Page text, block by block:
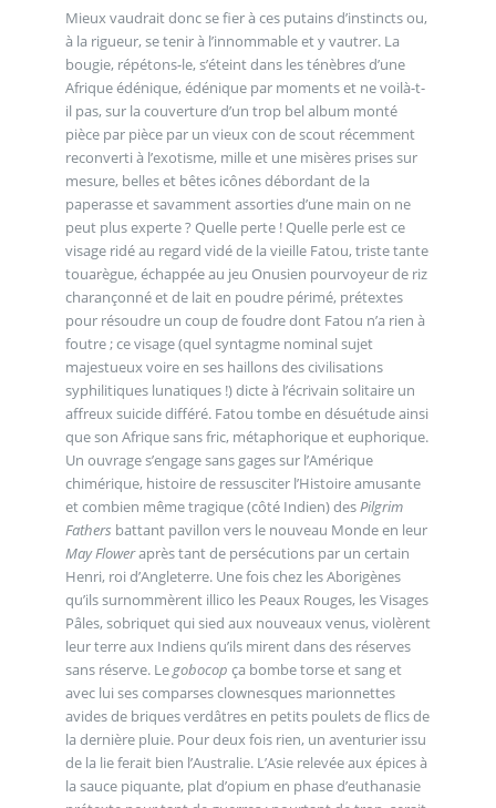
Mieux vaudrait donc se fier à ces putains d’instincts ou,
à la rigueur, se tenir à l’innommable et y vautrer. La
bougie, répétons-le, s’éteint dans les ténèbres d’une
Afrique édénique, édénique par moments et ne voilà-t-
il pas, sur la couverture d’un trop bel album monté
pièce par pièce par un vieux con de scout récemment
reconverti à l’exotisme, mille et une misères prises sur
mesure, belles et bêtes icônes débordant de la
paperasse et savamment assorties d’une main on ne
peut plus experte ? Quelle perte ! Quelle perle est ce
visage ridé au regard vidé de la vieille Fatou, triste tante
touarègue, échappée au jeu Onusien pourvoyeur de riz
charançonné et de lait en poudre périmé, prétextes
pour résoudre un coup de foudre dont Fatou n’a rien à
foutre ; ce visage (quel syntagme nominal sujet
majestueux voire en ses haillons des civilisations
syphilitiques lunatiques !) dicte à l’écrivain solitaire un
affreux suicide différé. Fatou tombe en désuétude ainsi
que son Afrique sans fric, métaphorique et euphorique.
Un ouvrage s’engage sans gages sur l’Amérique
chimérique, histoire de ressusciter l’Histoire amusante
et combien même tragique (côté Indien) desPilgrim
Fathers battant pavillon vers le nouveau Monde en leur
May Floweraprès tant de persécutions par un certain
Henri, roi d’Angleterre. Une fois chez les Aborigènes
qu’ils surnommèrent illico les Peaux Rouges, les Visages
Pâles, sobriquet qui sied aux nouveaux venus, violèrent
leur terre aux Indiens qu’ils mirent dans des réserves
sans réserve. Legobocop ça bombe torse et sang et
avec lui ses comparses clownesques marionnettes
avides de briques verdâtres en petits poulets de flics de
la dernière pluie. Pour deux fois rien, un aventurier issu
de la lie ferait bien l’Australie. L’Asie relevée aux épices à
la sauce piquante, plat d’opium en phase d’euthanasie